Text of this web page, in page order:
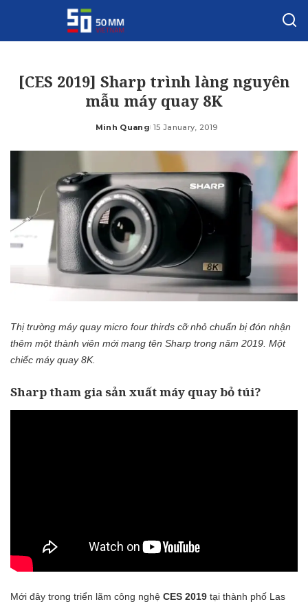
[CES 2019] Sharp trình làng nguyên
mẫu máy quay 8K
Posted
Minh Quang 15 January, 2019
Thị trường máy quay micro four thirds cỡ nhỏ chuẩn bị đón nhận
thêm một thành viên mới mang tên Sharp trong năm 2019. Một
chiếc máy quay 8K.
Sharp tham gia sản xuất máy quay bỏ túi?
Mới đây trong triển lãm công nghệ CES 2019 tại thành phố Las